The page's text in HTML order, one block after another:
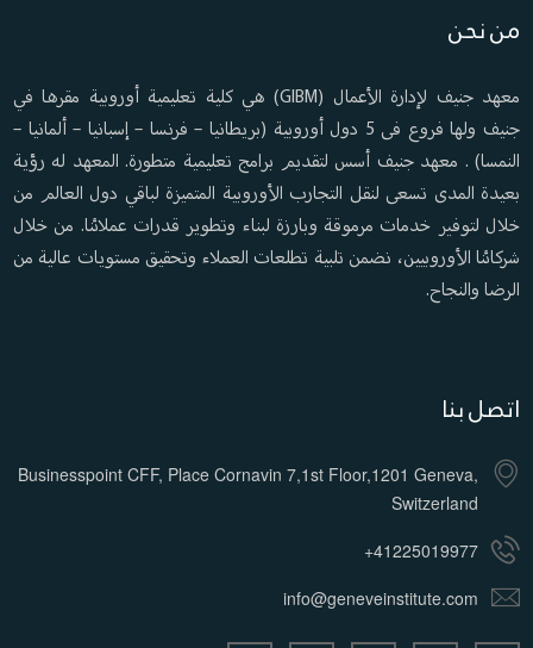
من نحن
معهد جنيف لإدارة الأعمال (GIBM) هي كلية تعليمية أوروبية مقرها في
جنيف ولها فروع فى 5 دول أوروبية (بريطانيا – فرنسا – إسبانيا – ألمانيا –
النمسا) . معهد جنيف أسس لتقديم برامج تعليمية متطورة. المعهد له رؤية
بعيدة المدى تسعى لنقل التجارب الأوروبية المتميزة لباقي دول العالم من
خلال لتوفير خدمات مرموقة وبارزة لبناء وتطوير قدرات عملائنا. من خلال
شركائنا الأوروبيين، نضمن تلبية تطلعات العملاء وتحقيق مستويات عالية من
الرضا والنجاح.
اتصل بنا
Businesspoint CFF, Place Cornavin 7,1st Floor,1201 Geneva,
Switzerland
+41225019977
info@geneveinstitute.com